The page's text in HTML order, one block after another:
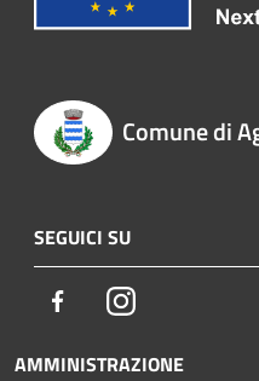
Comune di
SEGUICI SU
FacebookInstagram
AMMINISTRAZIONE